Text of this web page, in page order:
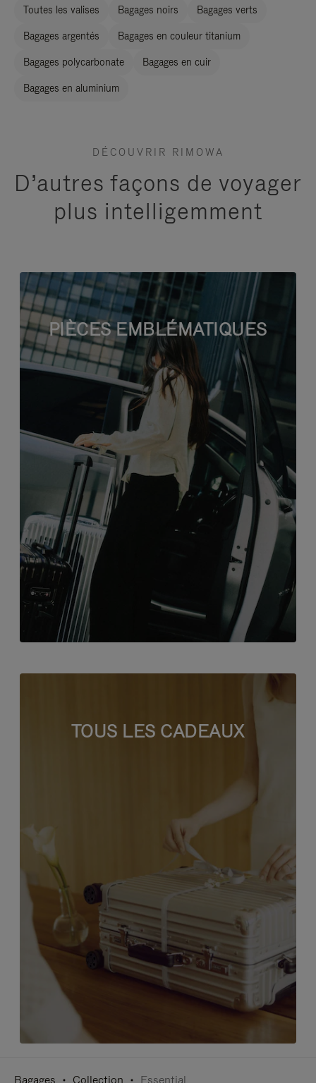
Toutes les valises Bagages noirs Bagages verts
Bagages argentés Bagages en couleur titanium
Bagages polycarbonate Bagages en cuir
Bagages en aluminium
DÉCOUVRIR RIMOWA
D’autres façons de voyager
plus intelligemment
PIÈCES EMBLÉMATIQUES
TOUS LES CADEAUX
Bagages Collection Essential